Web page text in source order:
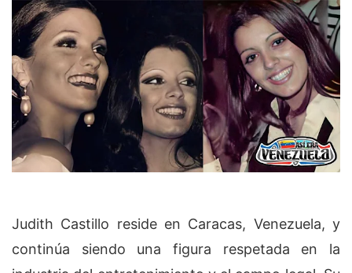
Judith Castillo reside en Caracas, Venezuela, y
continúa siendo una figura respetada en la